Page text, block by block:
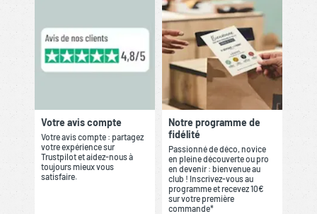
Votre avis compte
Votre avis compte : partagez
votre expérience sur
Trustpilot et aidez-nous à
toujours mieux vous
satisfaire.
Notre programme de
fidélité
Passionné de déco, novice
en pleine découverte ou pro
en devenir : bienvenue au
club ! Inscrivez-vous au
programme et recevez 10€
sur votre première
commande*